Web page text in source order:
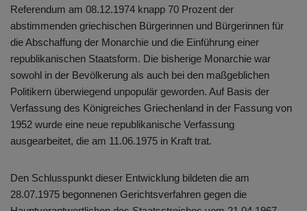
Referendum am 08.12.1974 knapp 70 Prozent der
abstimmenden griechischen Bürgerinnen und Bürgerinnen für
die Abschaffung der Monarchie und die Einführung einer
republikanischen Staatsform. Die bisherige Monarchie war
sowohl in der Bevölkerung als auch bei den maßgeblichen
Politikern überwiegend unpopulär geworden. Auf Basis der
Verfassung des Königreiches Griechenland in der Fassung von
1952 wurde eine neue republikanische Verfassung
ausgearbeitet, die am 11.06.1975 in Kraft trat.
Den Schlusspunkt dieser Entwicklung bildeten die am
28.07.1975 begonnenen Gerichtsverfahren gegen die